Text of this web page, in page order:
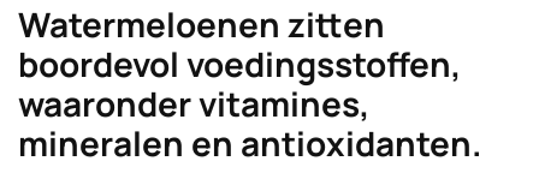
Watermeloenen zitten
boordevol voedingsstoffen,
waaronder vitamines,
mineralen en antioxidanten.